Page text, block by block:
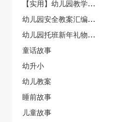
【实用】幼儿园教学园总结锦集9篇
幼儿园安全教案汇编8篇
幼儿园托班新年礼物教案
童话故事
幼升小
幼儿教案
睡前故事
儿童故事